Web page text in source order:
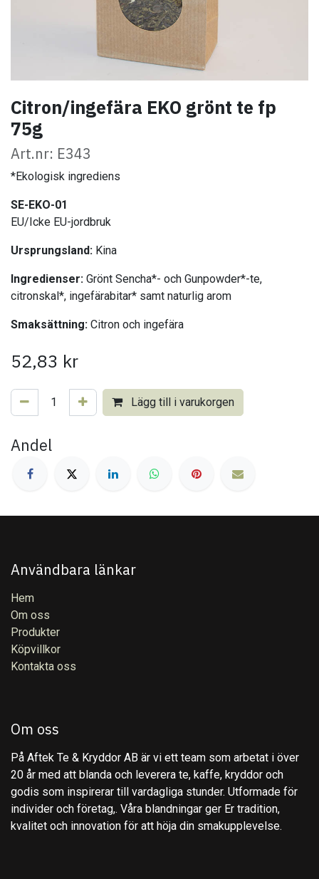
Citron/ingefära EKO grönt te fp
75g
Art.nr: E343
*Ekologisk ingrediens
SE-EKO-01
EU/Icke EU-jordbruk
Ursprungsland: Kina
Ingredienser: Grönt Sencha*- och Gunpowder*-te,
citronskal*, ingefärabitar* samt naturlig arom
Smaksättning: Citron och ingefära
52,83 kr
Lägg till i varukorgen
Andel
Användbara länkar
Hem
Om oss
Produkter
Köpvillkor
Kontakta oss
Om oss
På Aftek Te & Kryddor AB är vi ett team som arbetat i över
20 år med att blanda och leverera te, kaffe, kryddor och
godis som inspirerar till vardagliga stunder. Utformade för
individer och företag,. Våra blandningar ger Er tradition,
kvalitet och innovation för att höja din smakupplevelse.